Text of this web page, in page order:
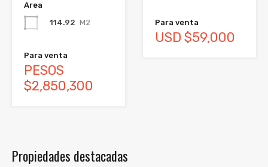
Area
114.92 M2
Para venta
PESOS
$2,850,300
Para venta
USD $59,000
Propiedades destacadas